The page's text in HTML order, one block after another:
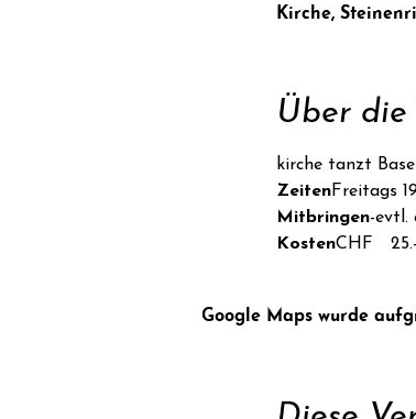
Kirche,
Über
kirche tanzt Basel
ZeitenFreitags
Mitbringen-evtl.
KostenCHF  25.-
Google Maps wurde